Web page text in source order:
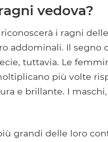
vedova?
i ragni
addominali. Il segno
tuttavia. Le
più volte
e brillante. I
grandi delle loro